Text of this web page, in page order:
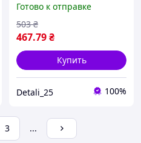
Крос код WG2216697
Готово к отправке
467.79₴
503 ₴
Купить
Detali_25 100%
3 ...